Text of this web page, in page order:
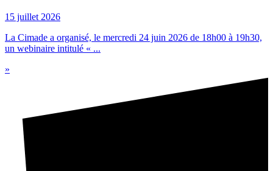
15 juillet 2026
La Cimade a organisé, le mercredi 24 juin 2026 de 18h00 à 19h30,
un webinaire intitulé « ...
»